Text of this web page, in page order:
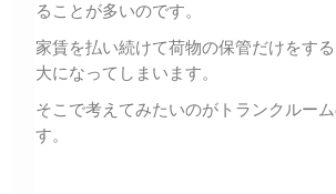
ることが多いのです。
家賃を払い続けて荷物の保管だけをす
大になってしまいます。
そこで考えてみたいのがトランクルー
す。